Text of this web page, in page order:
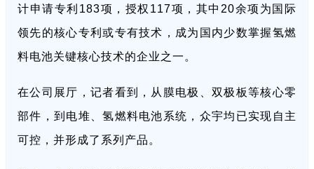
计申请专利183项，授权117项，其中20余项为国际
领先的核心专利或专有技术，成为国内少数掌握氢燃
料电池关键核心技术的企业之一。
在公司展厅，记者看到，从膜电极、双极板等核心零
部件，到电堆、氢燃料电池系统，众宇均已实现自主
可控，并形成了系列产品。